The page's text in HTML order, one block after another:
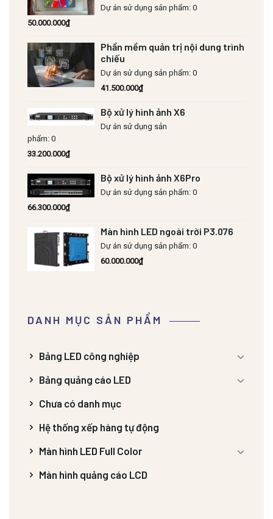
Dự án sử dụng sản phẩm: 0
50.000.000₫
Phần mềm quản trị nội dung trình
chiếu
Dự án sử dụng sản phẩm: 0
41.500.000₫
Bộ xử lý hình ảnh X6
Dự án sử dụng sản
phẩm: 0
33.200.000₫
Bộ xử lý hình ảnh X6Pro
Dự án sử dụng sản phẩm: 0
66.300.000₫
Màn hình LED ngoài trời P3.076
Dự án sử dụng sản phẩm: 0
60.000.000₫
DANH MỤC SẢN PHẨM
Bảng LED công nghiệp
Bảng quảng cáo LED
Chưa có danh mục
Hệ thống xếp hàng tự động
Màn hình LED Full Color
Màn hình quảng cáo LCD